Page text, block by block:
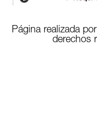
Página realizada
derechos